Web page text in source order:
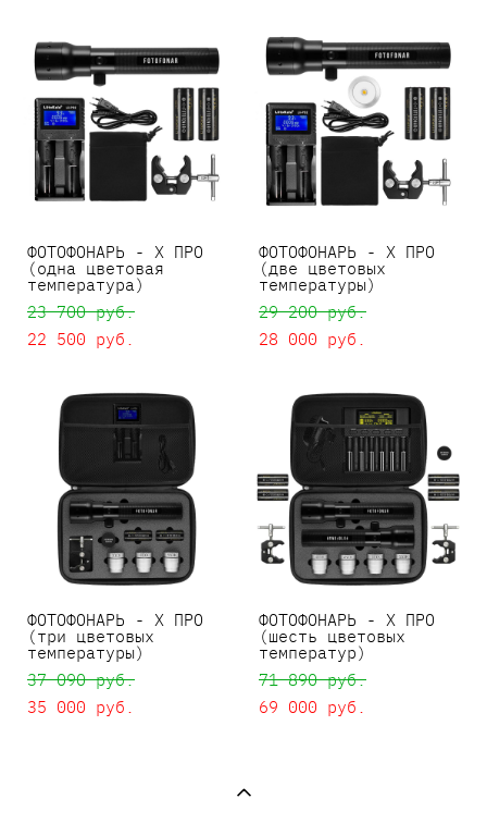
ФОТОФОНАРЬ - X ПРО
(одна цветовая
температура)
23 700 pуб.
22 500 pуб.
ФОТОФОНАРЬ - X ПРО
(две цветовых
температуры)
29 200 pуб.
28 000 pуб.
ФОТОФОНАРЬ - X ПРО
(три цветовых
температуры)
37 090 pуб.
35 000 pуб.
ФОТОФОНАРЬ - X ПРО
(шесть цветовых
температур)
71 890 pуб.
69 000 pуб.